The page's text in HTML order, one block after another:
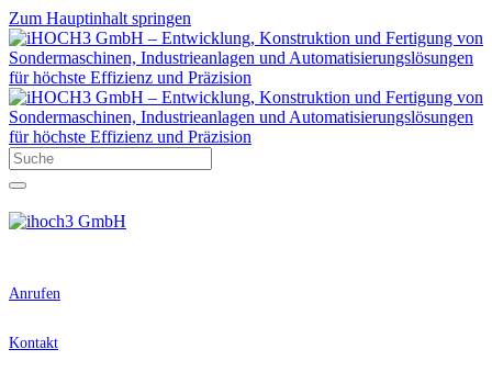
Zum Hauptinhalt springen
Anrufen
Kontakt